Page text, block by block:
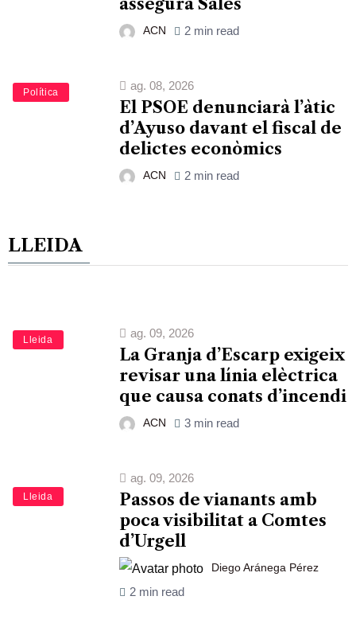
ACN 2 min read
Política
ag. 08, 2026
El PSOE denunciarà l’àtic
d’Ayuso davant el fiscal de
delictes econòmics
ACN 2 min read
LLEIDA
Lleida
ag. 09, 2026
La Granja d’Escarp exigeix
revisar una línia elèctrica
que causa conats d’incendi
ACN 3 min read
Lleida
ag. 09, 2026
Passos de vianants amb
poca visibilitat a Comtes
d’Urgell
Diego Aránega Pérez
2 min read